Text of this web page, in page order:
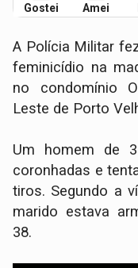
Gostei Amei
A Polícia Militar
feminicídio na
no condomínio
Leste de Porto
Um homem de
coronhadas e
tiros. Segundo a
marido estava
38.